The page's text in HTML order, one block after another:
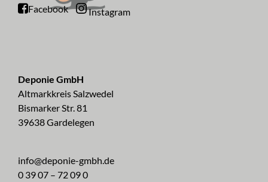
Facebook Instagram
Deponie GmbH
Altmarkkreis Salzwedel
Bismarker Str. 81
39638 Gardelegen
info@deponie-gmbh.de
0 39 07 – 72 09 0